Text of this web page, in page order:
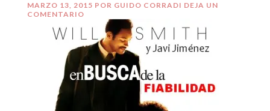
MARZO 13, 2015 POR GUIDO CORRADI DEJA UN
COMENTARIO